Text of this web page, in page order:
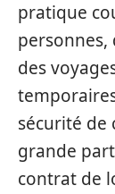
pratique
personnes,
des
sécurité de
grande
contrat de